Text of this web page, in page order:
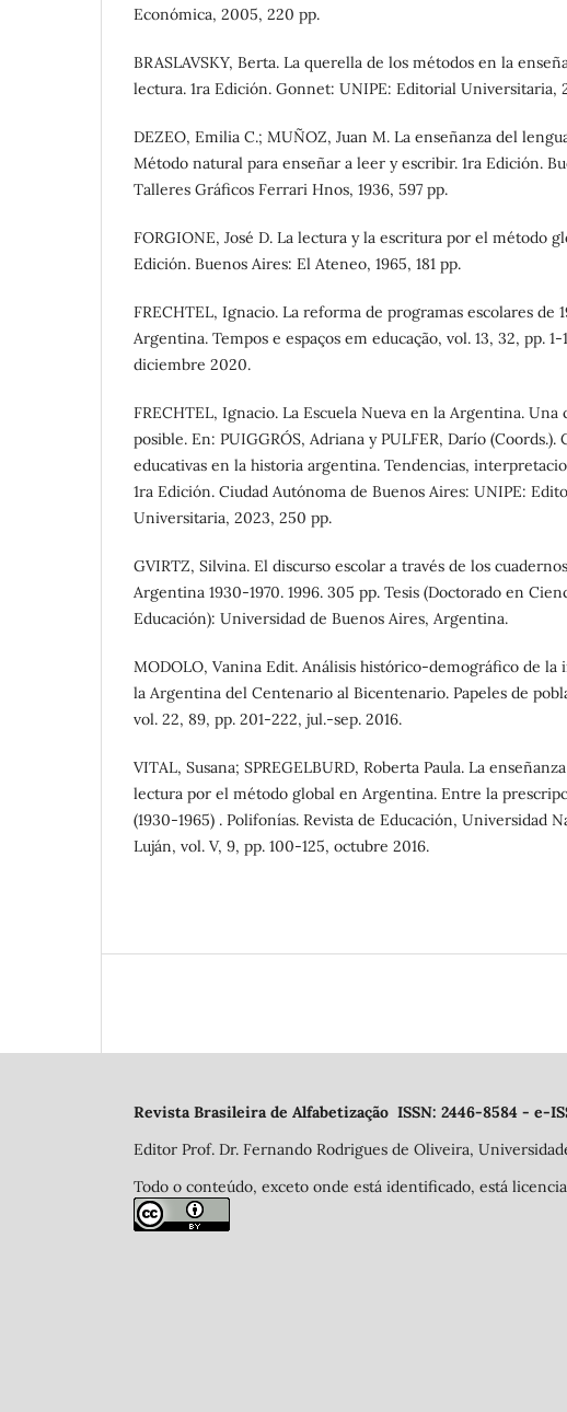
Económica, 2005, 220 pp.
BRASLAVSKY, Berta. La querella de los métodos en la
lectura. 1ra Edición. Gonnet: UNIPE: Editorial Universitaria,
DEZEO, Emilia C.; MUÑOZ, Juan M. La enseñanza del
Método natural para enseñar a leer y escribir. 1ra Edición.
Talleres Gráficos Ferrari Hnos, 1936, 597 pp.
FORGIONE, José D. La lectura y la escritura por el método
Edición. Buenos Aires: El Ateneo, 1965, 181 pp.
FRECHTEL, Ignacio. La reforma de programas escolares de
Argentina. Tempos e espaços em educação, vol. 13, 32, pp.
diciembre 2020.
FRECHTEL, Ignacio. La Escuela Nueva en la Argentina. Una
posible. En: PUIGGRÓS, Adriana y PULFER, Darío (Coords.).
educativas en la historia argentina. Tendencias,
1ra Edición. Ciudad Autónoma de Buenos Aires: UNIPE:
Universitaria, 2023, 250 pp.
GVIRTZ, Silvina. El discurso escolar a través de los
Argentina 1930-1970. 1996. 305 pp. Tesis (Doctorado en
Educación): Universidad de Buenos Aires, Argentina.
MODOLO, Vanina Edit. Análisis histórico-demográfico de la
la Argentina del Centenario al Bicentenario. Papeles de
vol. 22, 89, pp. 201-222, jul.-sep. 2016.
VITAL, Susana; SPREGELBURD, Roberta Paula. La
lectura por el método global en Argentina. Entre la
(1930-1965) . Polifonías. Revista de Educación, Universidad
Luján, vol. V, 9, pp. 100-125, octubre 2016.
Revista Brasileira de Alfabetização ISSN: 2446-8584 - e-
Editor Prof. Dr. Fernando Rodrigues de Oliveira,
Todo o conteúdo, exceto onde está identificado, está